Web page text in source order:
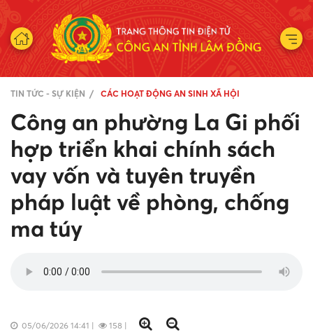
TIN TỨC - SỰ KIỆN CÁC HOẠT ĐỘNG AN SINH XÃ HỘI
Công an phường La Gi phối
hợp triển khai chính sách
vay vốn và tuyên truyền
pháp luật về phòng, chống
ma túy
05/06/2026 14:41 | 158 |